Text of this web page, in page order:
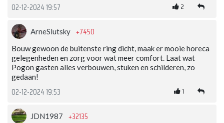
02-12-2024 19:57 2
ArneSlutsky +7450
Bouw gewoon de buitenste ring dicht, maak er mooie horeca
gelegenheden en zorg voor wat meer comfort. Laat wat
Pogon gasten alles verbouwen, stuken en schilderen, zo
gedaan!
02-12-2024 19:53 1
JDN1987 +32135